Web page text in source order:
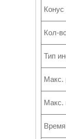
Кол-
Тип
Макс.
Макс.